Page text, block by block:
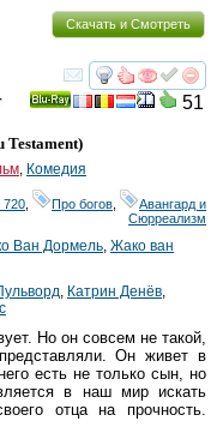
Скачать и Смотреть
смотреть
51
Testament)
, Комедия
720 Про богов
Авангард и
Сюрреализм
Ван Дормель, Жако ван
, Катрин Денёв,
Но он совсем не такой,
Он живет в
есть не только сын, но
в наш мир искать
отца на прочность.